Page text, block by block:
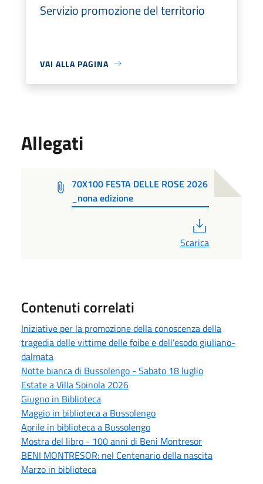
Servizio promozione del territorio
VAI ALLA PAGINA
Allegati
70X100 FESTA DELLE ROSE 2026
_nona edizione
Scarica
Contenuti correlati
Iniziative per la promozione della conoscenza della
tragedia delle vittime delle foibe e dell’esodo giuliano-
dalmata
Notte bianca di Bussolengo - Sabato 18 luglio
Estate a Villa Spinola 2026
Giugno in Biblioteca
Maggio in biblioteca a Bussolengo
Aprile in biblioteca a Bussolengo
Mostra del libro - 100 anni di Beni Montresor
BENI MONTRESOR: nel Centenario della nascita
Marzo in biblioteca